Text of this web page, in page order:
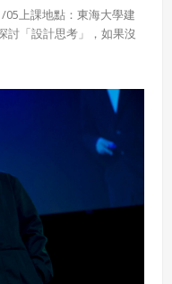
上課地點：東海大學建
討「設計思考」，如果沒
無法落實。設計的基本
討社會為何需要新形態